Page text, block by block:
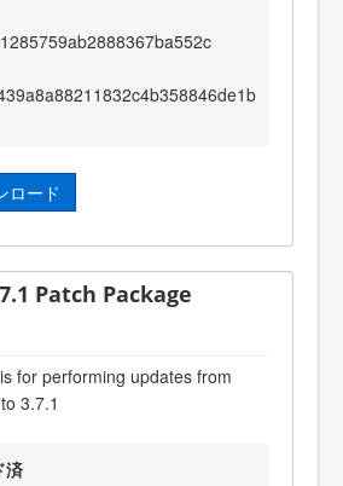
ロード
Patch Package
for performing updates from
3.7.1
済